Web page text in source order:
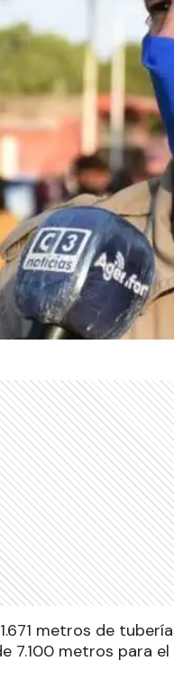
metros de
7.100 metros para